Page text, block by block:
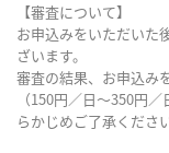
【審査について】
お申込みをいただいた
ざいます。
審査の結果、お申込み
（150円／日～350円
らかじめご了承ください